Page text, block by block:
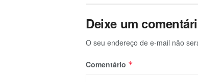
Deixe um
O seu endereço de e-mail não
Comentário *